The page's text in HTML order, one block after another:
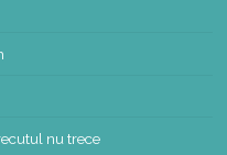
nu trece